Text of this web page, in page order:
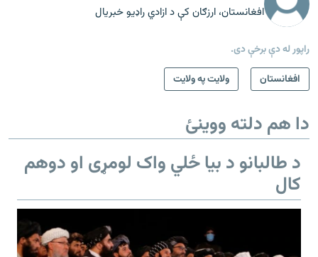
افغانستان، ارزګان کې د ازادي راډیو خبریال
راپور له دې برخې دی.
افغانستان
ولایت په ولایت
دا هم دلته ووینئ
د طالبانو د بیا ځلي واک لومړی او دوهم
کال